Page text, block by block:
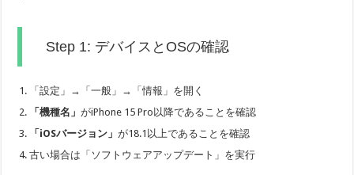
Step 1: デバイスとOSの確認
「設定」→「一般」→「情報」を開く
「機種名」がiPhone 15 Pro以降であることを確認
「iOSバージョン」が18.1以上であることを確認
古い場合は「ソフトウェアアップデート」を実行